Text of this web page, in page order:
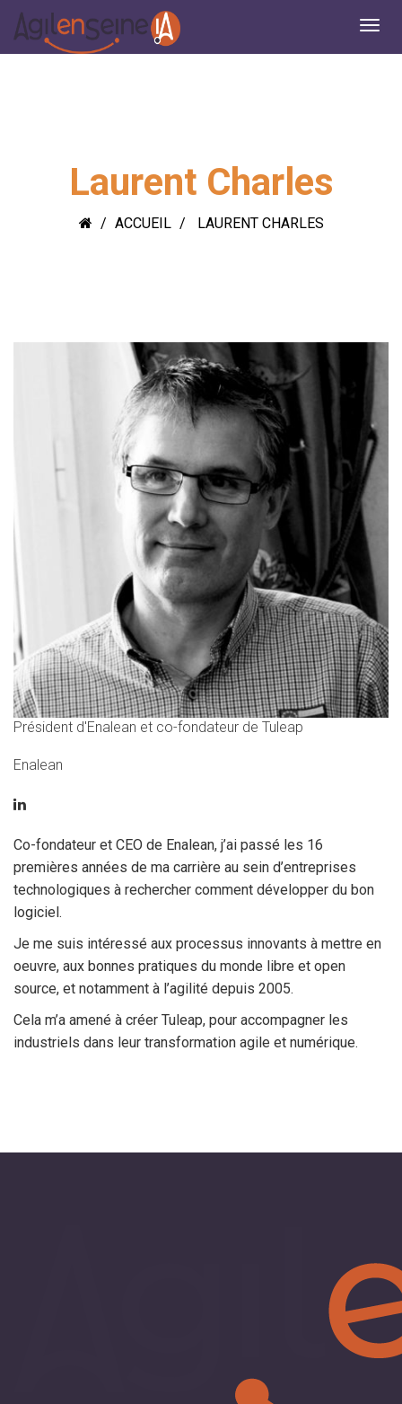
Laurent Charles
ACCUEIL LAURENT CHARLES
Président d'Enalean et co-fondateur de Tuleap
Enalean
Co-fondateur et CEO de Enalean, j’ai passé les 16
premières années de ma carrière au sein d’entreprises
technologiques à rechercher comment développer du bon
logiciel.
Je me suis intéressé aux processus innovants à mettre en
oeuvre, aux bonnes pratiques du monde libre et open
source, et notamment à l’agilité depuis 2005.
Cela m’a amené à créer Tuleap, pour accompagner les
industriels dans leur transformation agile et numérique.